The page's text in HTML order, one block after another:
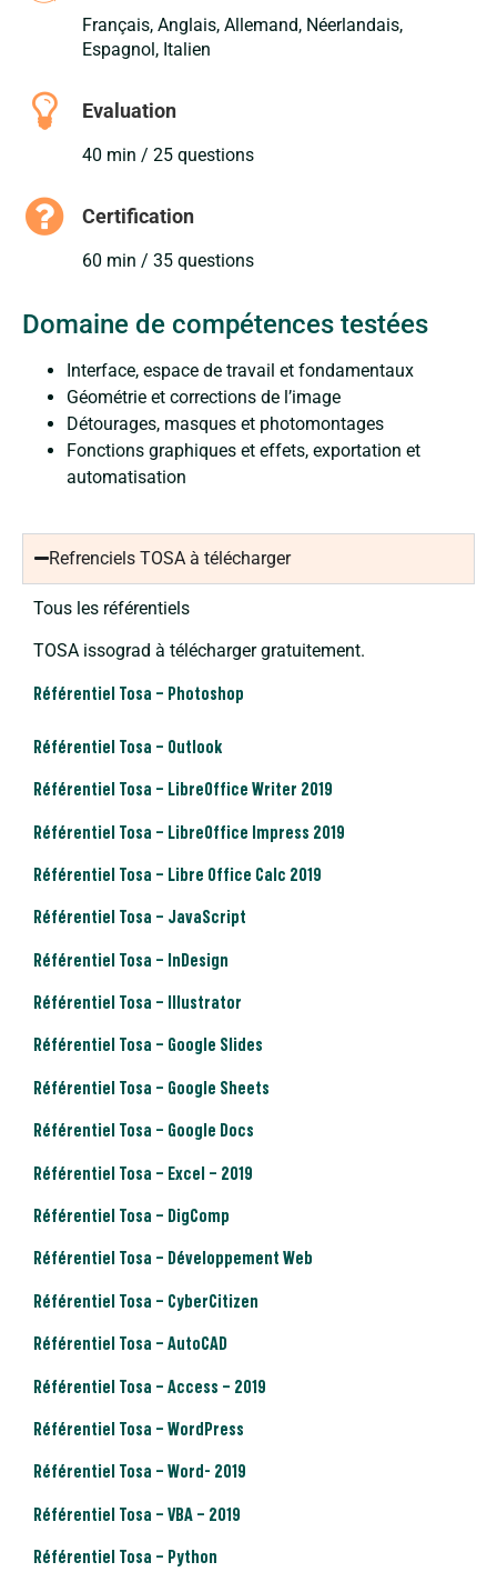
Français, Anglais, Allemand, Néerlandais,
Espagnol, Italien
Evaluation
40 min / 25 questions
Certification
60 min / 35 questions
Domaine de compétences testées
Interface, espace de travail et fondamentaux
Géométrie et corrections de l’image
Détourages, masques et photomontages
Fonctions graphiques et effets, exportation et
automatisation
Refrenciels TOSA à télécharger
Tous les référentiels
TOSA issograd à télécharger gratuitement.
Référentiel Tosa – Photoshop
Référentiel Tosa – Outlook
Référentiel Tosa – LibreOffice Writer 2019
Référentiel Tosa – LibreOffice Impress 2019
Référentiel Tosa – Libre Office Calc 2019
Référentiel Tosa – JavaScript
Référentiel Tosa – InDesign
Référentiel Tosa – Illustrator
Référentiel Tosa – Google Slides
Référentiel Tosa – Google Sheets
Référentiel Tosa – Google Docs
Référentiel Tosa – Excel – 2019
Référentiel Tosa – DigComp
Référentiel Tosa – Développement Web
Référentiel Tosa – CyberCitizen
Référentiel Tosa – AutoCAD
Référentiel Tosa – Access – 2019
Référentiel Tosa – WordPress
Référentiel Tosa – Word- 2019
Référentiel Tosa – VBA – 2019
Référentiel Tosa – Python